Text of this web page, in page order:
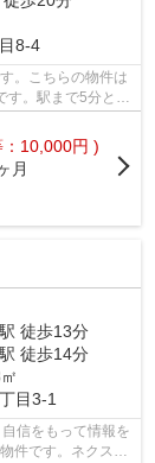
8-4
。こちらの物件は
。駅まで5分と、
10,000円 )
月
駅 徒歩13分
駅 徒歩14分
目3-1
信をもって情報を
件です。ネクスト